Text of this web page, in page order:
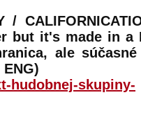
/
but it's made in a
ale súčasné
hudobnej-skupiny-